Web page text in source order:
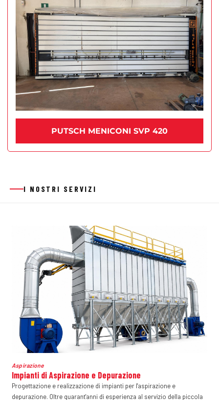
PUTSCH MENICONI SVP 420
I NOSTRI SERVIZI
Aspirazione
Impianti di Aspirazione e Depurazione
Progettazione e realizzazione di impianti per l'aspirazione e
depurazione. Oltre quarant'anni di esperienza al servizio della piccola